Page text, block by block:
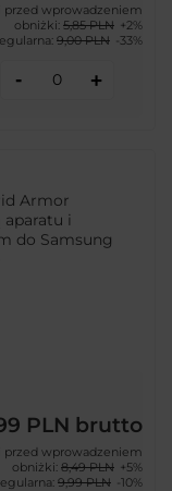
przed wprowadzeniem
obniżki: 5,85 PLN +2%
9,00 PLN -33%
- +
Armor
aparatu i
do Samsung
PLN brutto
przed wprowadzeniem
obniżki: 8,49 PLN +5%
9,99 PLN -10%